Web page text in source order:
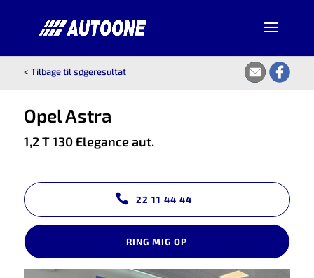
< Tilbage til søgeresultat
Opel Astra
1,2 T 130 Elegance aut.
22 11 44 44
RING MIG OP